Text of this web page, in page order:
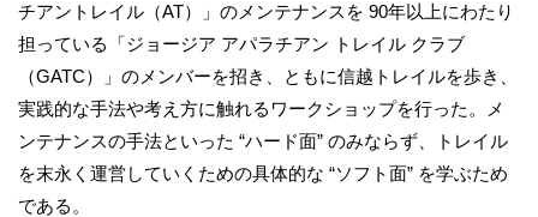
チアントレイル（AT）」のメンテナンスを 90年以上にわたり
担っている「ジョージア アパラチアン トレイル クラブ
（GATC）」のメンバーを招き、ともに信越トレイルを歩き、
実践的な手法や考え方に触れるワークショップを行った。メ
ンテナンスの手法といった “ハード面” のみならず、トレイル
を末永く運営していくための具体的な “ソフト面” を学ぶため
である。